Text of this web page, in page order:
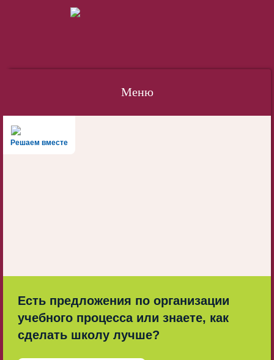
Меню
Наверх
Решаем вместе
Есть предложения по организации
учебного процесса или знаете, как
сделать школу лучше?